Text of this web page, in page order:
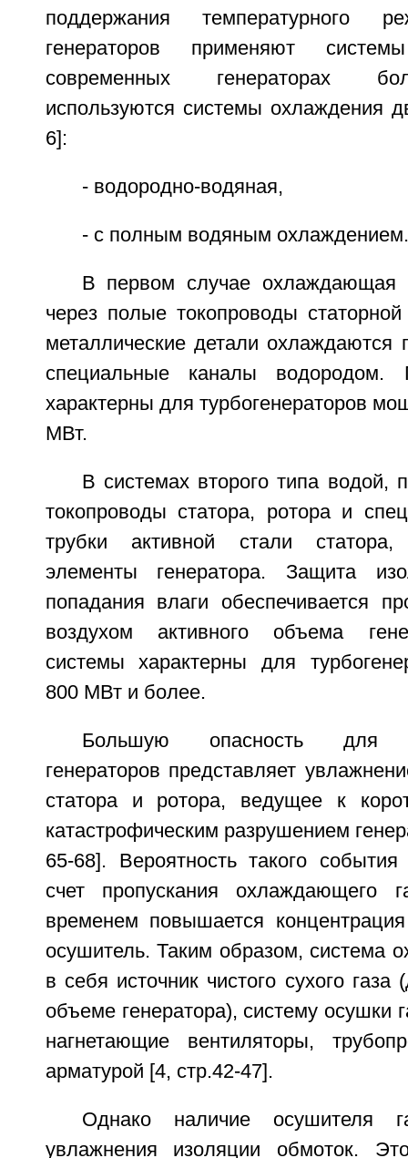
поддержания температурного
генераторов применяют
современных генераторах
используются системы охлаждения
6]:
- водородно-водяная,
- с полным водяным охлаждением.
В первом случае охлаждающая
через полые токопроводы
металлические детали охлаждаются
специальные каналы водородом.
характерны для турбогенераторов
МВт.
В системах второго типа водой,
токопроводы статора, ротора и
трубки активной стали
элементы генератора. Защита
попадания влаги обеспечивается
воздухом активного объема
системы характерны для
800 МВт и более.
Большую опасность для
генераторов представляет
статора и ротора, ведущее к
катастрофическим разрушением
65-68]. Вероятность такого
счет пропускания охлаждающего
временем повышается
осушитель. Таким образом, система
в себя источник чистого сухого газа
объеме генератора), систему осушки
нагнетающие вентиляторы,
арматурой [4, стр.42-47].
Однако наличие осушителя
увлажнения изоляции обмоток.